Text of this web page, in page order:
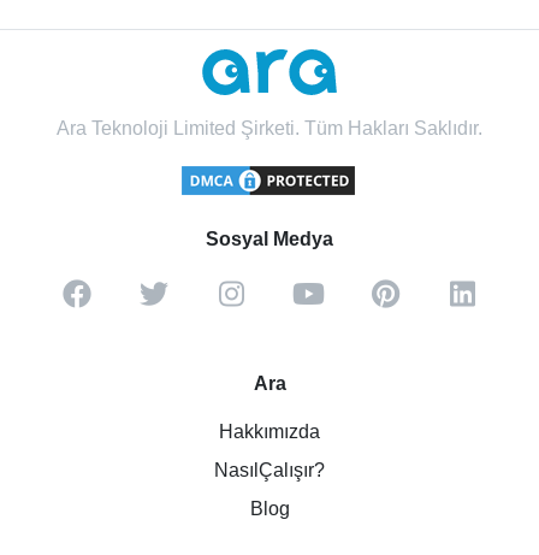
Ara Teknoloji Limited Şirketi. Tüm Hakları Saklıdır.
Sosyal Medya
Ara
Hakkımızda
NasılÇalışır?
Blog